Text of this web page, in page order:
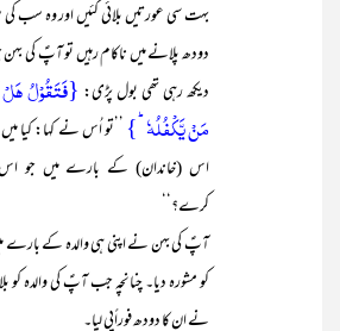
بہت سی عورتیں بلائی گئیں اور وہ
دودھ پلانے میں ناکام رہیں تو آپؑ کی
دیکھ رہی تھی بول پڑی: {فَتَقُوۡلُ ہَلۡ
مَنۡ یَّکۡفُلُہٗ ؕ} ’’تو اُس نے کہا: کیا
اس (خاندان) کے بارے میں جو
کرے؟‘‘
آپؑ کی بہن نے اپنی ہی والدہ کے بارے
کو مشورہ دیا۔ چنانچہ جب آپؑ کی والدہ کو
نے ان کا دودھ فوراًپی لیا۔